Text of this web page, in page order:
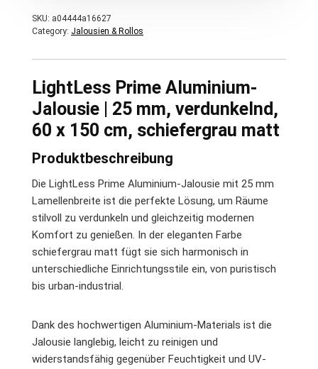
SKU: a04444a16627
Category: Jalousien & Rollos
LightLess Prime Aluminium-
Jalousie | 25 mm, verdunkelnd,
60 x 150 cm, schiefergrau matt
Produktbeschreibung
Die LightLess Prime Aluminium-Jalousie mit 25 mm
Lamellenbreite ist die perfekte Lösung, um Räume
stilvoll zu verdunkeln und gleichzeitig modernen
Komfort zu genießen. In der eleganten Farbe
schiefergrau matt fügt sie sich harmonisch in
unterschiedliche Einrichtungsstile ein, von puristisch
bis urban-industrial.
Dank des hochwertigen Aluminium-Materials ist die
Jalousie langlebig, leicht zu reinigen und
widerstandsfähig gegenüber Feuchtigkeit und UV-